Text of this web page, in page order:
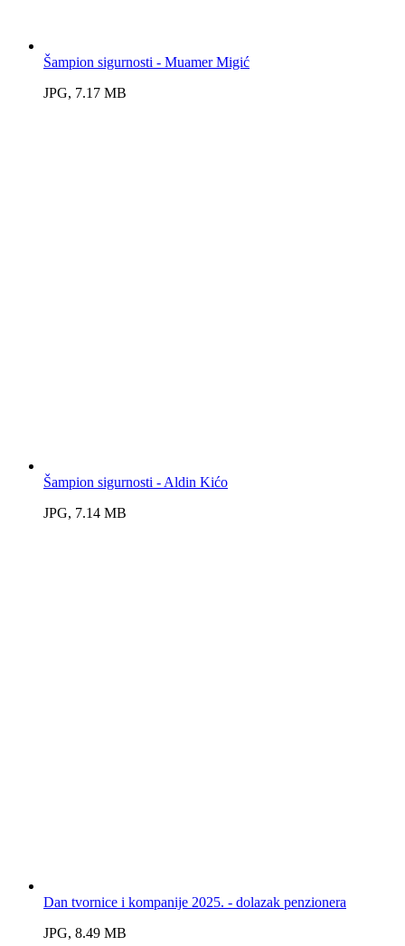
Šampion sigurnosti - Muamer Migić
JPG, 7.17 MB
Šampion sigurnosti - Aldin Kićo
JPG, 7.14 MB
Dan tvornice i kompanije 2025. - dolazak penzionera
JPG, 8.49 MB